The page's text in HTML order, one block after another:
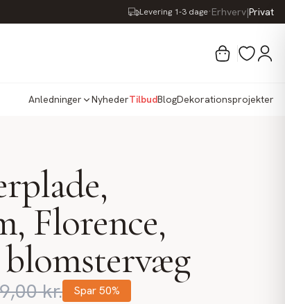
Levering 1-3 dage·Erhverv|Privat
Anledninger NyhederTilbudBlogDekorationsprojekter
Florence,
kr. Spar50%